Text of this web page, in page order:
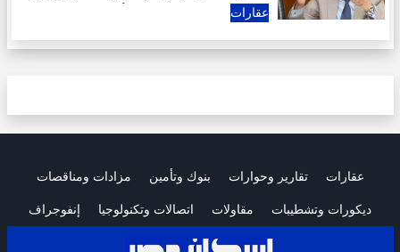
عقارات
عقارات تقارير وحوارات بنوك وتأمين مزادات ومناقصات
ديكورات وتشطيبات مقاولات اتصالات وتكنولوجيا إنفوجراف